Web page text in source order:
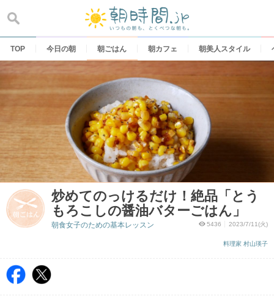
content
TOP 今日の朝 朝ごはん 朝カフェ 朝美人スタイル
炒めてのっけるだけ！絶品「とう
もろこしの醤油バターごはん」
5436 2023/7/11(火)
料理家 村山瑛子
朝食女子のための基本レッスン